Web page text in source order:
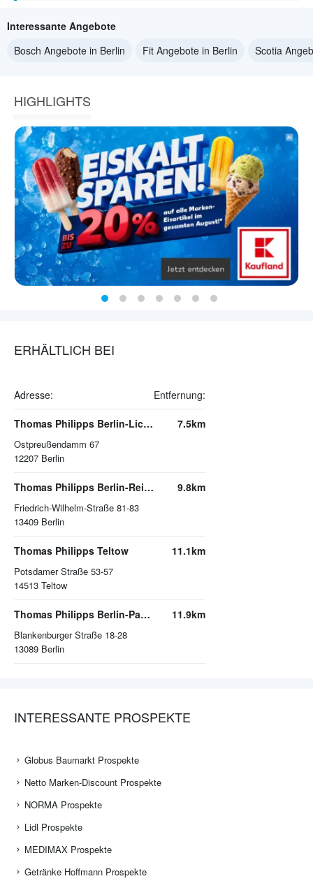
Interessante Angebote
Bosch Angebote in Berlin
Fit Angebote in Berlin Scotia
HIGHLIGHTS
ERHÄLTLICH BEI
Adresse: Entfernung:
Thomas Philipps Berlin-Lichterfelde
Ostpreußendamm 67
12207 Berlin
7.5km
Thomas Philipps Berlin-Reinickendorf
Friedrich-Wilhelm-Straße 81-83
13409 Berlin
9.8km
Thomas Philipps Teltow
Potsdamer Straße 53-57
14513 Teltow
11.1km
Thomas Philipps Berlin-Pankow
Blankenburger Straße 18-28
13089 Berlin
11.9km
INTERESSANTE PROSPEKTE
Globus Baumarkt Prospekte
Netto Marken-Discount Prospekte
NORMA Prospekte
Lidl Prospekte
MEDIMAX Prospekte
Getränke Hoffmann Prospekte